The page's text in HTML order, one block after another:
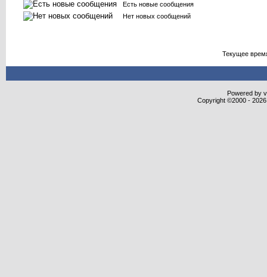
Есть новые сообщения
Нет новых сообщений
Текущее
Powered by
Copyright ©2000 -